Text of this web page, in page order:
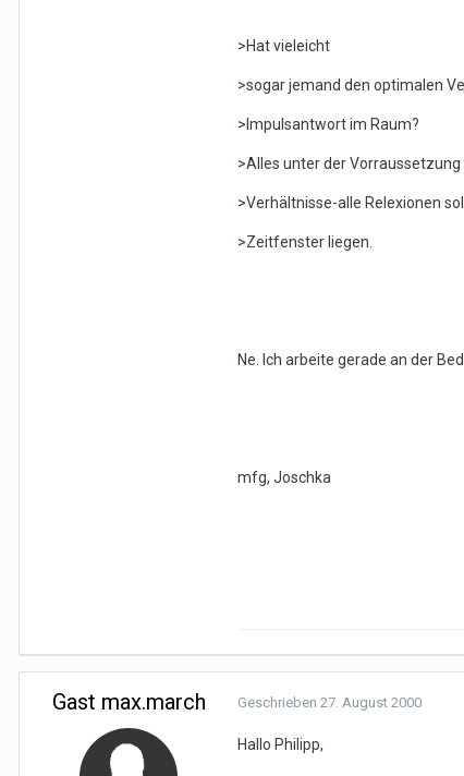
>Hat vieleicht
>sogar jemand den optimalen
>Impulsantwort im Raum?
>Alles unter der
>Verhältnisse-alle Relexionen
>Zeitfenster liegen.
Ne. Ich arbeite gerade an der
mfg, Joschka
Gast max.march Geschrieben 27. August 2000
Hallo Philipp,